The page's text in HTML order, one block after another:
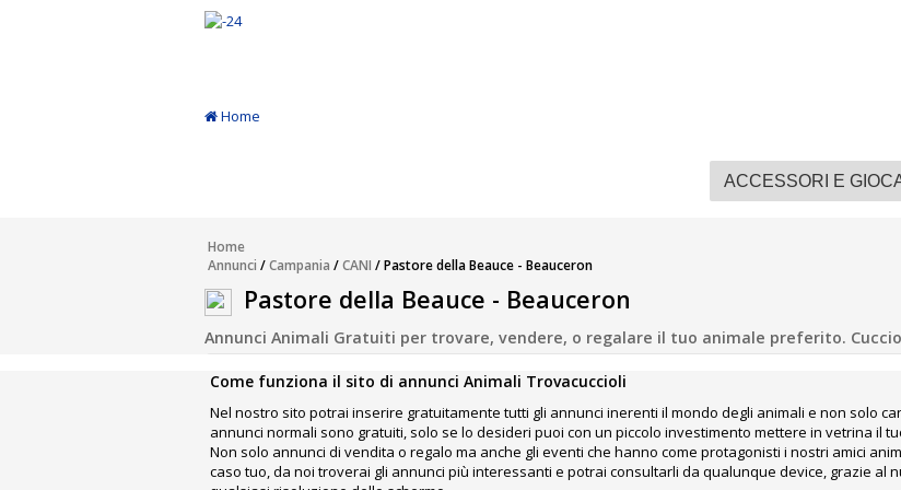
Home
Modifica
Home
Annunci /Campania /CANI / Pastore della Beauce - Beauceron
Pastore della Beauce - Beauceron
Annunci Animali Gratuiti per trovare, vendere, o regalare il tuo animale preferito.
Come funziona il sito di annunci Animali Trovacuccioli
Nel nostro sito potrai inserire gratuitamente tutti gli annunci inerenti il mondo degli animali e non solo
annunci normali sono gratuiti, solo se lo desideri puoi con un piccolo investimento mettere in vetrina il
Non solo annunci di vendita o regalo ma anche gli eventi che hanno come protagonisti i nostri amici
caso tuo, da noi troverai gli annunci più interessanti e potrai consultarli da qualunque device, grazie al